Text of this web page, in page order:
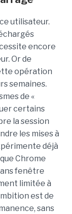
utilisateur.
encore
Or de
opération
semaines.
de «
certains
la session
les mises à
déjà
Chrome
fenêtre
limitée à
est de
sans